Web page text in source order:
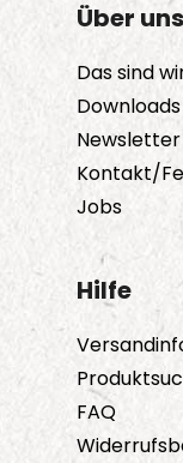
Über uns
Das sind
Downloads
Newsletter
Kontakt/
Jobs
Hilfe
FAQ